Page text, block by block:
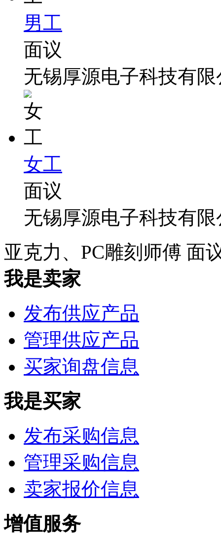
男工
面议
无锡厚源电子科技有限
女工
面议
无锡厚源电子科技有限
亚克力、PC雕刻师傅 面
我是卖家
发布供应产品
管理供应产品
买家询盘信息
我是买家
发布采购信息
管理采购信息
卖家报价信息
增值服务